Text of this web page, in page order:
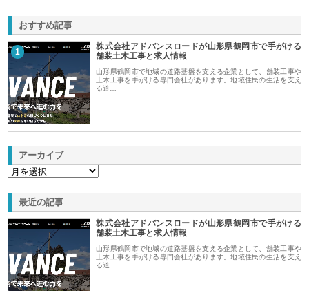
おすすめ記事
1
株式会社アドバンスロードが山形県鶴岡市で手がける
舗装土木工事と求人情報
山形県鶴岡市で地域の道路基盤を支える企業として、舗装工事や
土木工事を手がける専門会社があります。地域住民の生活を支え
る道…
アーカイブ
最近の記事
株式会社アドバンスロードが山形県鶴岡市で手がける
舗装土木工事と求人情報
山形県鶴岡市で地域の道路基盤を支える企業として、舗装工事や
土木工事を手がける専門会社があります。地域住民の生活を支え
る道…